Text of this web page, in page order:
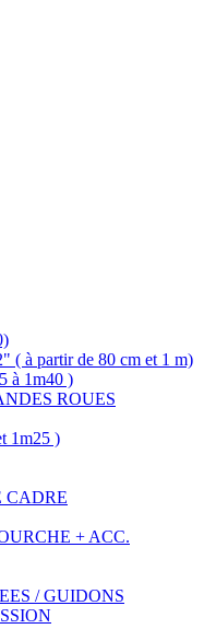
à partir de 80 cm et 1 m)
à 1m40 )
ROUES
1m25 )
CADRE
+ ACC.
/ GUIDONS